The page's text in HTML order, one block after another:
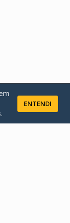
ENTENDI